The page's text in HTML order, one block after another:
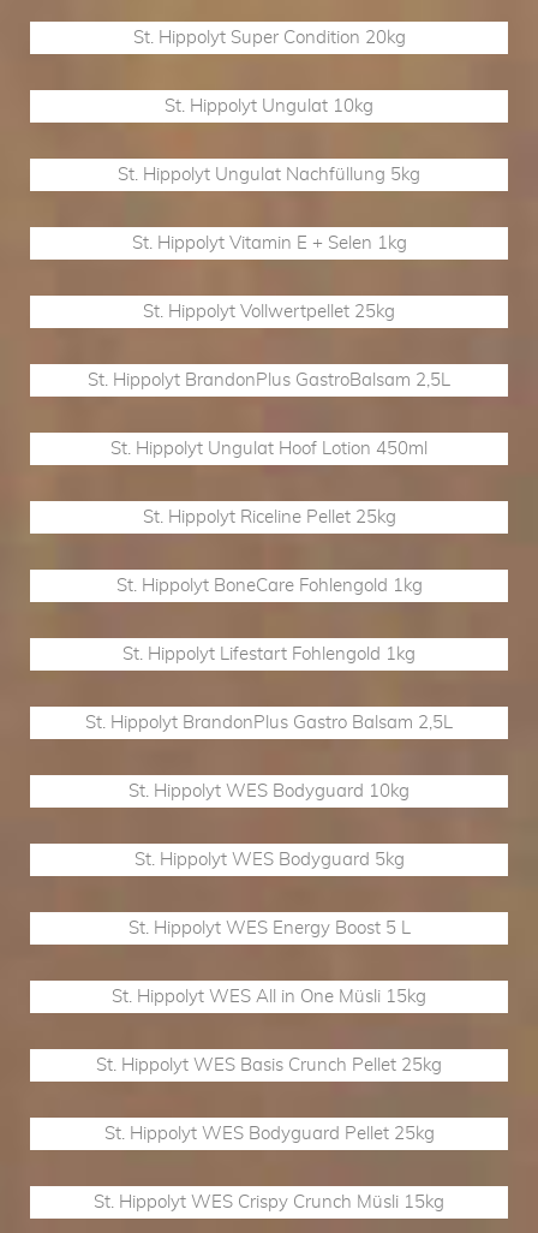
St. Hippolyt Super Condition 20kg
St. Hippolyt Ungulat 10kg
St. Hippolyt Ungulat Nachfüllung 5kg
St. Hippolyt Vitamin E + Selen 1kg
St. Hippolyt Vollwertpellet 25kg
St. Hippolyt BrandonPlus GastroBalsam 2,5L
St. Hippolyt Ungulat Hoof Lotion 450ml
St. Hippolyt Riceline Pellet 25kg
St. Hippolyt BoneCare Fohlengold 1kg
St. Hippolyt Lifestart Fohlengold 1kg
St. Hippolyt BrandonPlus Gastro Balsam 2,5L
St. Hippolyt WES Bodyguard 10kg
St. Hippolyt WES Bodyguard 5kg
St. Hippolyt WES Energy Boost 5 L
St. Hippolyt WES All in One Müsli 15kg
St. Hippolyt WES Basis Crunch Pellet 25kg
St. Hippolyt WES Bodyguard Pellet 25kg
St. Hippolyt WES Crispy Crunch Müsli 15kg